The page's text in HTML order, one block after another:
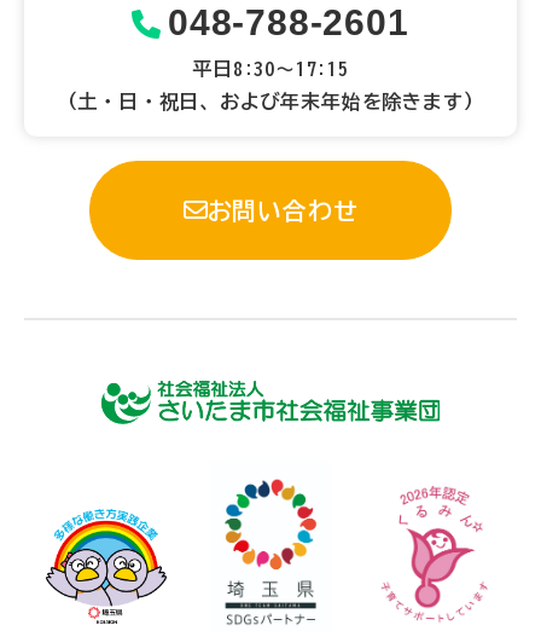
048-788-2601
平日8:30～17:15
（土・日・祝日、および年末年始を除きます）
お問い合わせ